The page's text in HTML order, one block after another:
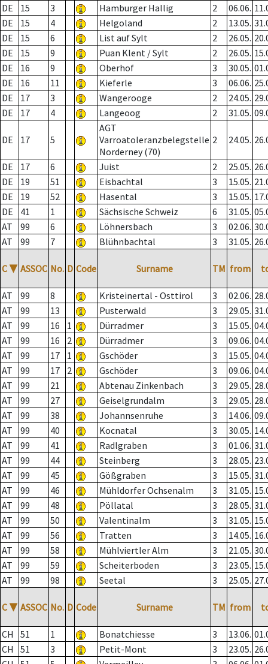
DE
15 3 Hamburger Hallig 2 06.06.
DE
15 4 Helgoland 2 13.05.
DE
15 6 List auf Sylt 2 26.05.
DE
15 9 Puan Klent / Sylt 2 26.05.
DE
16 9 Oberhof 3 30.05.
DE
16 11 Kieferle 3 06.06.
DE
17 3 Wangerooge 2 24.05.
DE
17 4 Langeoog 2 31.05.
DE 17 5
AGT
Varroatoleranzbelegstelle
Norderney (70)
2 24.05.
DE 17 6 Juist 2 25.05.
DE
19 51 Eisbachtal 3 15.05.
DE
19 52 Hasental 3 15.05.
DE
41 1 Sächsische Schweiz 6 31.05.
AT
99 6 Löhnersbach 3 02.06.
AT
99 7 Blühnbachtal 3 31.05.
C ▼ ASSOC No. D Code Surname TM from
AT 99 8 Kristeinertal - Osttirol 3 02.06.
AT
99 13 Pusterwald 3 29.05.
AT
99 16 1 Dürradmer 3 15.05.
AT
99 16 2 Dürradmer 3 09.06.
AT
99 17 1 Gschöder 3 15.05.
AT
99 17 2 Gschöder 3 09.06.
AT
99 21 Abtenau Zinkenbach 3 29.05.
AT
99 27 Geiselgrundalm 3 29.05.
AT
99 38 Johannsenruhe 3 14.06.
AT
99 40 Kocnatal 3 30.05.
AT
99 41 Radlgraben 3 01.06.
AT
99 44 Steinberg 3 28.05.
AT
99 45 Gößgraben 3 15.05.
AT
99 46 Mühldorfer Ochsenalm 3 31.05.
AT
99 48 Pöllatal 3 28.05.
AT
99 50 Valentinalm 3 31.05.
AT
99 56 Tratten 3 14.05.
AT
99 58 Mühlviertler Alm 3 21.05.
AT
99 59 Scheiterboden 3 23.05.
AT
99 98 Seetal 3 25.05.
C ▼ ASSOC No. D Code Surname TM from
CH 51 1 Bonatchiesse 3 13.06.
CH
51 3 Petit-Mont 3 23.05.